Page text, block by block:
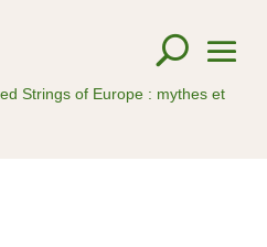
Strings of Europe : mythes et